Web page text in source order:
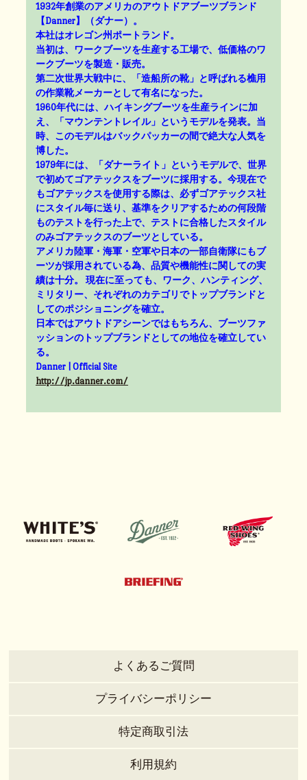
1932年創業のアメリカのアウトドアブーツブランド
【Danner】（ダナー）。
本社はオレゴン州ポートランド。
当初は、ワークブーツを生産する工場で、低価格のワ
ークブーツを製造・販売。
第二次世界大戦中に、「造船所の靴」と呼ばれる樵用
の作業靴メーカーとして有名になった。
1960年代には、ハイキングブーツを生産ラインに加
え、「マウンテントレイル」というモデルを発表。当
時、このモデルはバックパッカーの間で絶大な人気を
博した。
1979年には、「ダナーライト」というモデルで、世界
で初めてゴアテックスをブーツに採用する。今現在で
もゴアテックスを使用する際は、必ずゴアテックス社
にスタイル毎に送り、基準をクリアするための何段階
ものテストを行った上で、テストに合格したスタイル
のみゴアテックスのブーツとしている。
アメリカ陸軍・海軍・空軍や日本の一部自衛隊にもブ
ーツが採用されている為、品質や機能性に関しての実
績は十分。 現在に至っても、ワーク、ハンティング、
ミリタリー、それぞれのカテゴリでトップブランドと
してのポジショニングを確立。
日本ではアウトドアシーンではもちろん、ブーツファ
ッションのトップブランドとしての地位を確立してい
る。
Danner | Official Site
http://jp.danner.com/
よくあるご質問
プライバシーポリシー
特定商取引法
利用規約